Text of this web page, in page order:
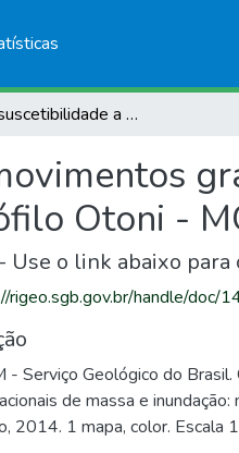
Carta de suscetibilidade a movimentos gravitacionais de massa e inundação: município de Teófilo Otoni - MG
Otoni -
Use o link abaixo
rigeo.sgb.gov.br/handle/doc/
- Serviço Geológico do
de massa e
2014. 1 mapa, color. Escala